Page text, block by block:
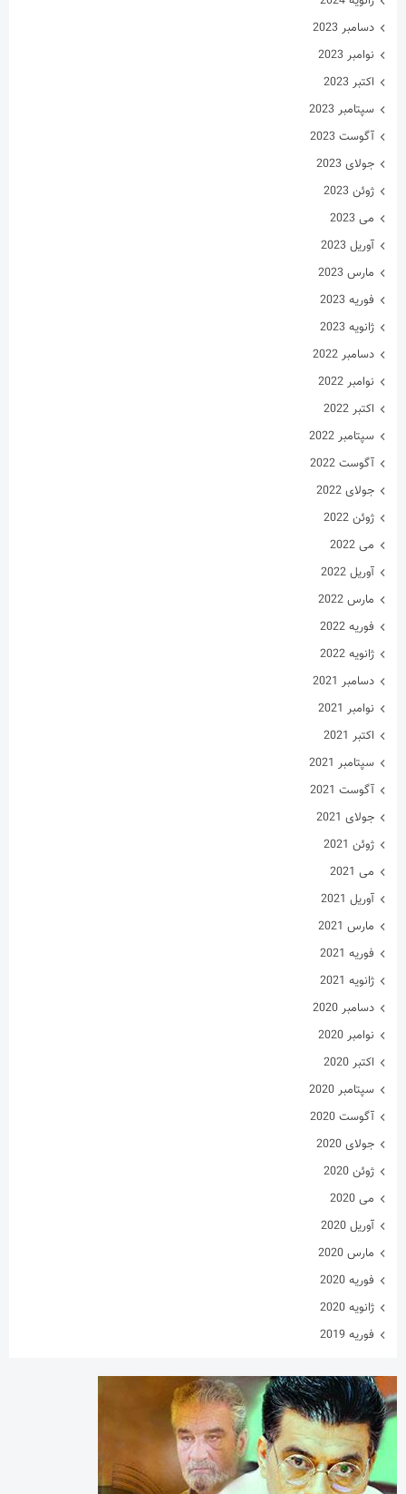
دسامبر 2023
نوامبر 2023
اکتبر 2023
سپتامبر 2023
آگوست 2023
جولای 2023
ژوئن 2023
می 2023
آوریل 2023
مارس 2023
فوریه 2023
ژانویه 2023
دسامبر 2022
نوامبر 2022
اکتبر 2022
سپتامبر 2022
آگوست 2022
جولای 2022
ژوئن 2022
می 2022
آوریل 2022
مارس 2022
فوریه 2022
ژانویه 2022
دسامبر 2021
نوامبر 2021
اکتبر 2021
سپتامبر 2021
آگوست 2021
جولای 2021
ژوئن 2021
می 2021
آوریل 2021
مارس 2021
فوریه 2021
ژانویه 2021
دسامبر 2020
نوامبر 2020
اکتبر 2020
سپتامبر 2020
آگوست 2020
جولای 2020
ژوئن 2020
می 2020
آوریل 2020
مارس 2020
فوریه 2020
ژانویه 2020
فوریه 2019